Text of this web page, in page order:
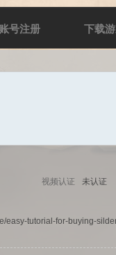
账号注册 下载
视频认证 未认证
easy-tutorial-for-buying-